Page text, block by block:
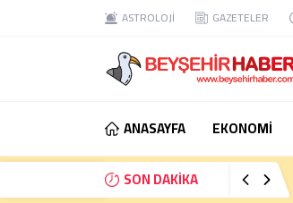
ASTROLOJİ GAZETELER
ANASAYFA EKONOMİ
SON DAKİKA